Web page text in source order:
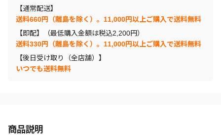
【通常配送】
送料660円（離島を除く）。11,000円以上ご購入で送料無料
【即配】（最低購入金額は税込2,200円）
送料330円（離島を除く）。11,000円以上ご購入で送料無料
【後日受け取り（全店舗）】
いつでも送料無料
商品説明